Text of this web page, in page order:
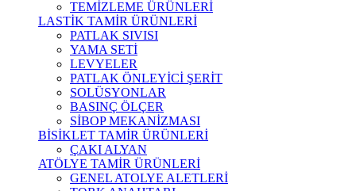
TEMİZLEME ÜRÜNLERİ
LASTİK TAMİR ÜRÜNLERİ
PATLAK SIVISI
YAMA SETİ
LEVYELER
PATLAK ÖNLEYİCİ ŞERİT
SOLÜSYONLAR
BASINÇ ÖLÇER
SİBOP MEKANİZMASI
BİSİKLET TAMİR ÜRÜNLERİ
ÇAKI ALYAN
ATÖLYE TAMİR ÜRÜNLERİ
GENEL ATOLYE ALETLERİ